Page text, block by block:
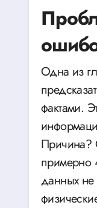
Одна из
фактами.
Причина?
примерно
данных